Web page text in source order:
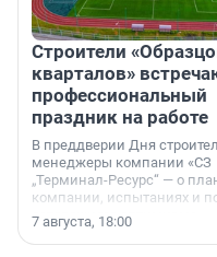
Строители
кварталов»
профессиональный
праздник на работе
В преддверии Дня
менеджеры компании «СЗ
„Терминал-Ресурс“ — о
компании, испытаниях и
осторожного оптимизма.
7 августа, 18:00